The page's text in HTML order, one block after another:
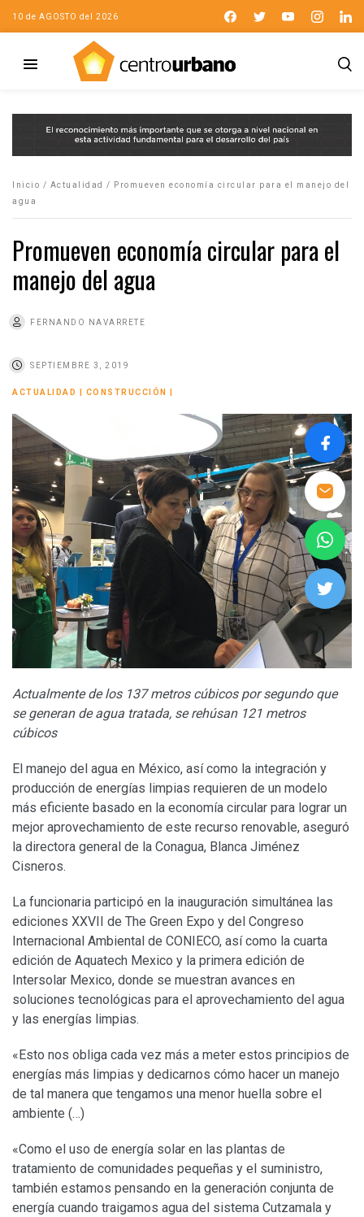
10 de AGOSTO del 2026
Inicio / Actualidad /
Promueven economía circular para el manejo del
agua
Promueven economía circular para el
manejo del agua
FERNANDO NAVARRETE
SEPTIEMBRE 3, 2019
ACTUALIDAD CONSTRUCCIÓN
Actualmente de los 137 metros cúbicos por segundo que
se generan de agua tratada, se rehúsan 121 metros
cúbicos
El manejo del agua en México, así como la integración y
producción de energías limpias requieren de un modelo
más eficiente basado en la economía circular para lograr un
mejor aprovechamiento de este recurso renovable, aseguró
la directora general de la Conagua, Blanca Jiménez
Cisneros.
La funcionaria participó en la inauguración simultánea las
ediciones XXVII de The Green Expo y del Congreso
Internacional Ambiental de CONIECO, así como la cuarta
edición de Aquatech Mexico y la primera edición de
Intersolar Mexico, donde se muestran avances en
soluciones tecnológicas para el aprovechamiento del agua
y las energías limpias.
«Esto nos obliga cada vez más a meter estos principios de
energías más limpias y dedicarnos cómo hacer un manejo
de tal manera que tengamos una menor huella sobre el
ambiente (…)
«Como el uso de energía solar en las plantas de
tratamiento de comunidades pequeñas y el suministro,
también estamos pensando en la generación conjunta de
energía cuando traigamos agua del sistema Cutzamala y